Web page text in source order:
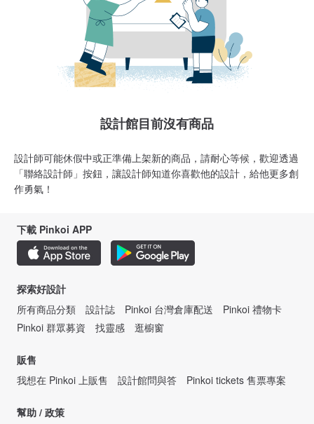
設計館目前沒有商品
設計師可能休假中或正準備上架新的商品，請耐心等候，歡迎透過
「聯絡設計師」按鈕，讓設計師知道你喜歡他的設計，給他更多創
作勇氣！
下載 Pinkoi APP
探索好設計
所有商品分類
設計誌 Pinkoi 台灣倉庫配送
Pinkoi 禮物卡
Pinkoi 群眾募資
找靈感 逛櫥窗
販售
我想在 Pinkoi 上販售
設計館問與答 Pinkoi tickets 售票專案
幫助 / 政策